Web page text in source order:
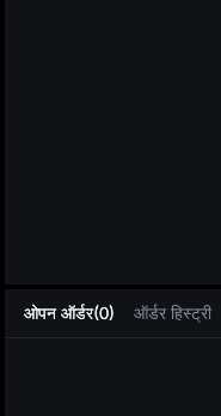
ओपन ऑर्डर(0) ऑर्डर हिस्ट्री